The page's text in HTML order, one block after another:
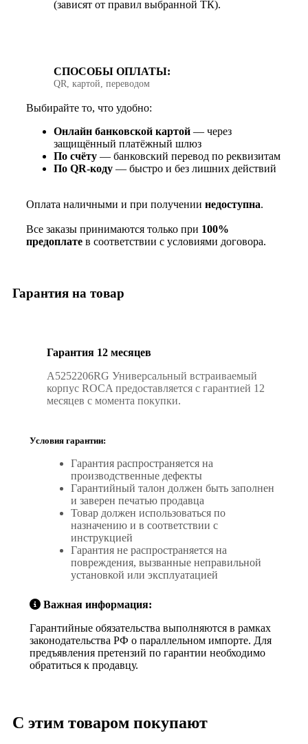
(зависят от правил выбранной ТК).
СПОСОБЫ ОПЛАТЫ:
QR, картой, переводом
Выбирайте то, что удобно:
Онлайн банковской картой — через
защищённый платёжный шлюз
По счёту — банковский перевод по реквизитам
По QR‑коду — быстро и без лишних действий
Оплата наличными и при получении недоступна.
Все заказы принимаются только при 100%
предоплате в соответствии с условиями договора.
Гарантия на товар
Гарантия 12 месяцев
A5252206RG Универсальный встраиваемый
корпус ROCA предоставляется с гарантией 12
месяцев с момента покупки.
Условия гарантии:
Гарантия распространяется на
производственные дефекты
Гарантийный талон должен быть заполнен
и заверен печатью продавца
Товар должен использоваться по
назначению и в соответствии с
инструкцией
Гарантия не распространяется на
повреждения, вызванные неправильной
установкой или эксплуатацией
Важная информация:
Гарантийные обязательства выполняются в рамках
законодательства РФ о параллельном импорте. Для
предъявления претензий по гарантии необходимо
обратиться к продавцу.
С этим товаром покупают